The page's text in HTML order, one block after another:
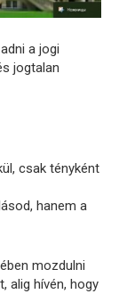
a jogi
jogtalan
csak tényként
hanem a
mozdulni
alig hívén, hogy